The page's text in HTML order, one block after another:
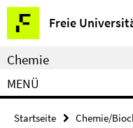
Springe
direkt
zu
Inhalt
Freie
Service-
Navigation
Chemie
MENÜ
Startseite Chemie/